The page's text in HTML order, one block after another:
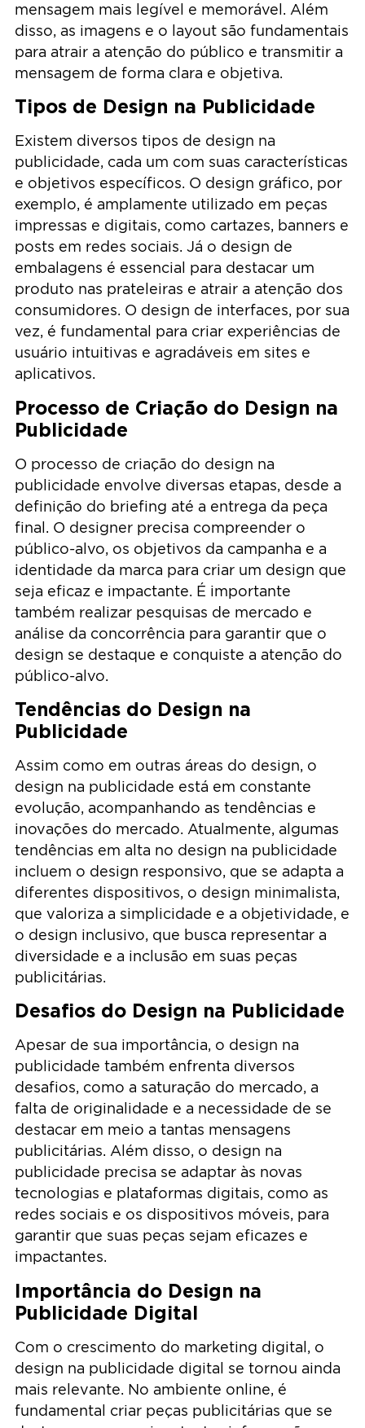
mensagem mais legível e memorável. Além
disso, as imagens e o layout são fundamentais
para atrair a atenção do público e transmitir a
mensagem de forma clara e objetiva.
Tipos de Design na Publicidade
Existem diversos tipos de design na
publicidade, cada um com suas características
e objetivos específicos. O design gráfico, por
exemplo, é amplamente utilizado em peças
impressas e digitais, como cartazes, banners e
posts em redes sociais. Já o design de
embalagens é essencial para destacar um
produto nas prateleiras e atrair a atenção dos
consumidores. O design de interfaces, por sua
vez, é fundamental para criar experiências de
usuário intuitivas e agradáveis em sites e
aplicativos.
Processo de Criação do Design na
Publicidade
O processo de criação do design na
publicidade envolve diversas etapas, desde a
definição do briefing até a entrega da peça
final. O designer precisa compreender o
público-alvo, os objetivos da campanha e a
identidade da marca para criar um design que
seja eficaz e impactante. É importante
também realizar pesquisas de mercado e
análise da concorrência para garantir que o
design se destaque e conquiste a atenção do
público-alvo.
Tendências do Design na
Publicidade
Assim como em outras áreas do design, o
design na publicidade está em constante
evolução, acompanhando as tendências e
inovações do mercado. Atualmente, algumas
tendências em alta no design na publicidade
incluem o design responsivo, que se adapta a
diferentes dispositivos, o design minimalista,
que valoriza a simplicidade e a objetividade, e
o design inclusivo, que busca representar a
diversidade e a inclusão em suas peças
publicitárias.
Desafios do Design na Publicidade
Apesar de sua importância, o design na
publicidade também enfrenta diversos
desafios, como a saturação do mercado, a
falta de originalidade e a necessidade de se
destacar em meio a tantas mensagens
publicitárias. Além disso, o design na
publicidade precisa se adaptar às novas
tecnologias e plataformas digitais, como as
redes sociais e os dispositivos móveis, para
garantir que suas peças sejam eficazes e
impactantes.
Importância do Design na
Publicidade Digital
Com o crescimento do marketing digital, o
design na publicidade digital se tornou ainda
mais relevante. No ambiente online, é
fundamental criar peças publicitárias que se